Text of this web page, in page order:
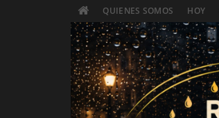
QUIENES SOMOS HOY